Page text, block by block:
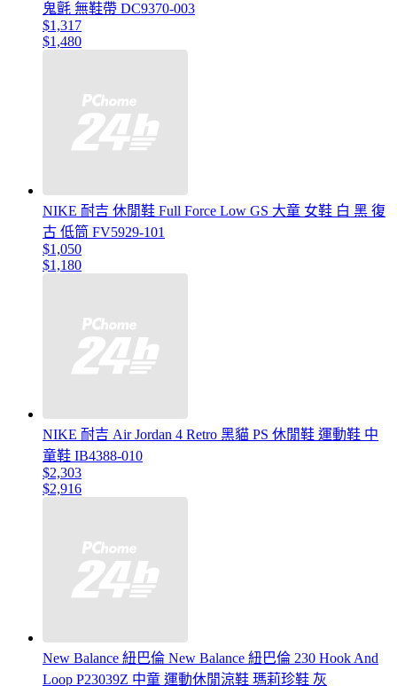
鬼氈 無鞋帶 DC9370-003
$1,317
$1,480
NIKE 耐吉 休閒鞋 Full Force Low GS 大童 女鞋 白 黑 復
古 低筒 FV5929-101
$1,050
$1,180
NIKE 耐吉 Air Jordan 4 Retro 黑貓 PS 休閒鞋 運動鞋 中
童鞋 IB4388-010
$2,303
$2,916
New Balance 紐巴倫 New Balance 紐巴倫 230 Hook And
Loop P23039Z 中童 運動休閒涼鞋 瑪莉珍鞋 灰